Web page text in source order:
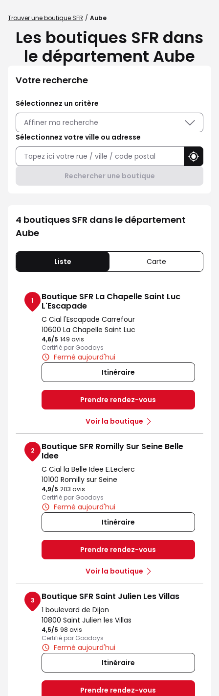
Trouver une boutique SFR Aube
Les boutiques SFR dans
le département Aube
Votre recherche
Sélectionnez un critère
Affiner ma recherche
Sélectionnez votre ville ou adresse
Rechercher une boutique
4 boutiques SFR dans le département
Aube
Liste Carte
1
Boutique SFR La Chapelle Saint Luc
L'Escapade
C Cial l'Escapade Carrefour
10600 La Chapelle Saint Luc
4,6/5 Note de 4.6 sur 5
149 avis
Certifié par Goodays
Fermé aujourd'hui
Itinéraire
Prendre rendez-vous
Voir la boutique
2
Boutique SFR Romilly Sur Seine Belle
Idee
C Cial la Belle Idee E.Leclerc
10100 Romilly sur Seine
4,9/5 Note de 4.9 sur 5
203 avis
Certifié par Goodays
Fermé aujourd'hui
Itinéraire
Prendre rendez-vous
Voir la boutique
3 Boutique SFR Saint Julien Les Villas
1 boulevard de Dijon
10800 Saint Julien les Villas
4,5/5 Note de 4.5 sur 5
98 avis
Certifié par Goodays
Fermé aujourd'hui
Itinéraire
Prendre rendez-vous